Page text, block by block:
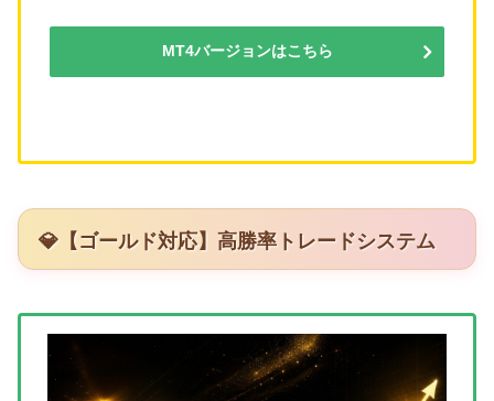
MT4バージョンはこちら
💎【ゴールド対応】高勝率トレードシステム